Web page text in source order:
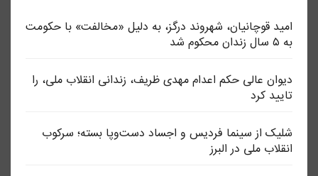
امید قوچانیان، شهروند درگز، به دلیل «مخالفت» با حکومت
به ۵ سال زندان محکوم شد
دیوان عالی حکم اعدام مهدی ظریف، زندانی انقلاب ملی، را
تایید کرد
شلیک از سینما فردیس و اجساد دست‌وپا بسته؛ سرکوب
انقلاب ملی در البرز